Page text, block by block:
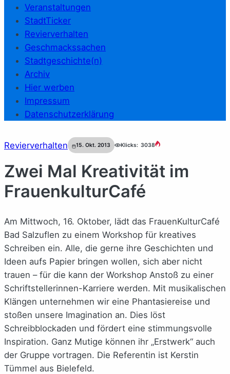
Veranstaltungen
StadtTicker
Revierverhalten
Geschmackssachen
Stadtgeschichte(n)
Archiv
Hier werben
Impressum
Datenschutzerklärung
Revierverhalten 15. Okt. 2013 Klicks: 3038
Zwei Mal Kreativität im
FrauenkulturCafé
Am Mittwoch, 16. Oktober, lädt das FrauenKulturCafé
Bad Salzuflen zu einem Workshop für kreatives
Schreiben ein. Alle, die gerne ihre Geschichten und
Ideen aufs Papier bringen wollen, sich aber nicht
trauen – für die kann der Workshop Anstoß zu einer
Schriftstellerinnen-Karriere werden. Mit musikalischen
Klängen unternehmen wir eine Phantasiereise und
stoßen unsere Imagination an. Dies löst
Schreibblockaden und fördert eine stimmungsvolle
Inspiration. Ganz Mutige können ihr „Erstwerk“ auch
der Gruppe vortragen. Die Referentin ist Kerstin
Tümmel aus Bielefeld.